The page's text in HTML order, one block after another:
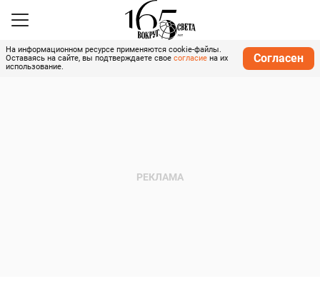
На информационном ресурсе применяются cookie-файлы.
Оставаясь на сайте, вы подтверждаете свое согласие на их
использование.
Согласен